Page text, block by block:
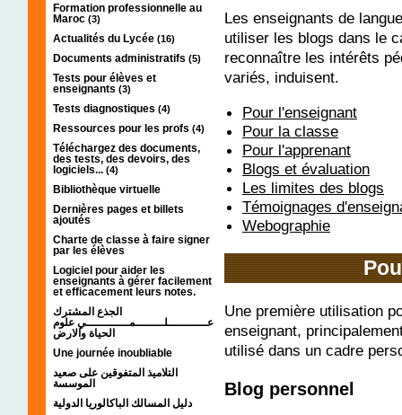
Formation professionnelle au
Maroc (3)
Actualités du Lycée (16)
Documents administratifs (5)
Tests pour élèves et
enseignants (3)
Tests diagnostiques (4)
Ressources pour les profs (4)
Téléchargez des documents,
des tests, des devoirs, des
logiciels... (4)
Bibliothèque virtuelle
Dernières pages et billets
ajoutés
Charte de classe à faire signer
par les élèves
Logiciel pour aider les
enseignants à gérer facilement
et efficacement leurs notes.
الجذع المشترك
عـــــــــــلــــــــمــــــــــــي علوم
الحياة والارض
Une journée inoubliable
التلاميذ المتفوقين على صعيد
الموسسة
دليل المسالك الباكالوريا الدولية
Les enseignants de
utiliser les blogs dans le
reconnaître les intérêts
variés, induisent.
Pour l'enseignant
Pour la classe
Pour l'apprenant
Blogs et évaluation
Les limites des blogs
Témoignages
Webographie
Une première utilisation
enseignant,
utilisé dans un cadre
Blog personnel